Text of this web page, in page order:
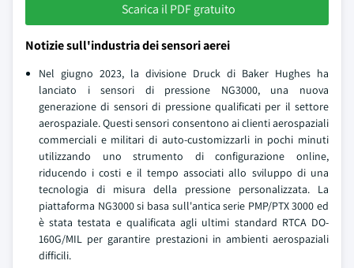
Scarica il PDF gratuito
Notizie sull'industria dei sensori aerei
Nel giugno 2023, la divisione Druck di Baker Hughes ha
lanciato i sensori di pressione NG3000, una nuova
generazione di sensori di pressione qualificati per il settore
aerospaziale. Questi sensori consentono ai clienti aerospaziali
commerciali e militari di auto-customizzarli in pochi minuti
utilizzando uno strumento di configurazione online,
riducendo i costi e il tempo associati allo sviluppo di una
tecnologia di misura della pressione personalizzata. La
piattaforma NG3000 si basa sull'antica serie PMP/PTX 3000 ed
è stata testata e qualificata agli ultimi standard RTCA DO-
160G/MIL per garantire prestazioni in ambienti aerospaziali
difficili.